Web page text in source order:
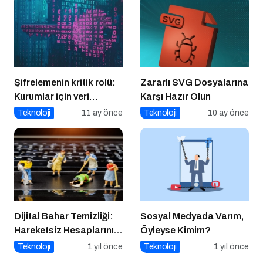
Şifrelemenin kritik rolü:
Kurumlar için veri
güvenliğinin temel
Teknoloji 11 ay önce
Zararlı SVG Dosyalarına
Karşı Hazır Olun
Teknoloji 10 ay önce
Dijital Bahar Temizliği:
Hareketsiz Hesaplarınızı
Temizlemenin Zamanı
Teknoloji 1 yıl önce
Sosyal Medyada Varım,
Öyleyse Kimim?
Teknoloji 1 yıl önce